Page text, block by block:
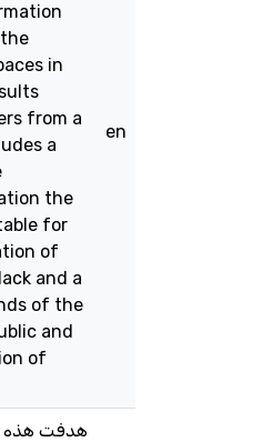
in
from a
a
the
for
of
and a
of the
and
of
en
هدفت هذه